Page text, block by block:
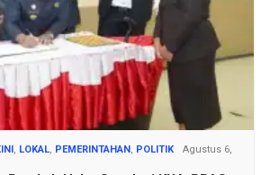
, LOKAL, PEMERINTAHAN, POLITIK
Agustus 6,